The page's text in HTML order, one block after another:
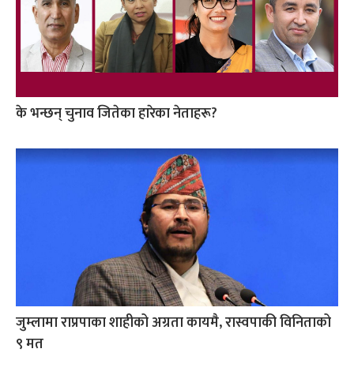
के भन्छन् चुनाव जितेका हारेका नेताहरू?
जुम्लामा राप्रपाका शाहीको अग्रता कायमै, रास्वपाकी विनिताको
९ मत